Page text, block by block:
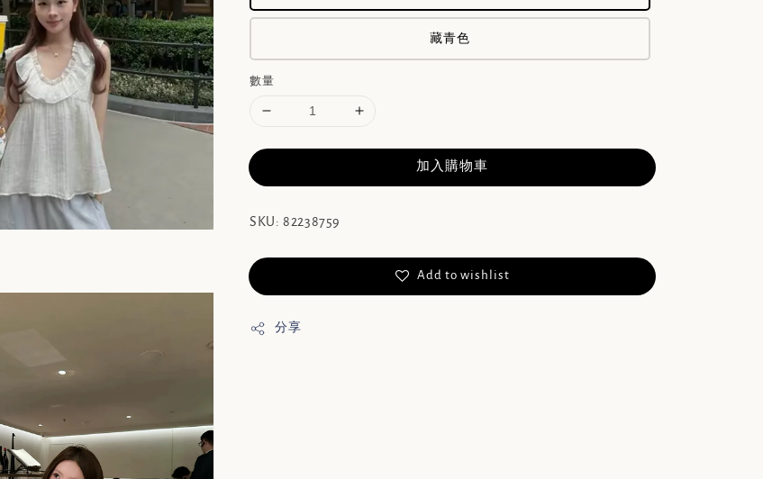
藏青色
數量
加入購物車
SKU: 82238759
Add to wishlist
分享